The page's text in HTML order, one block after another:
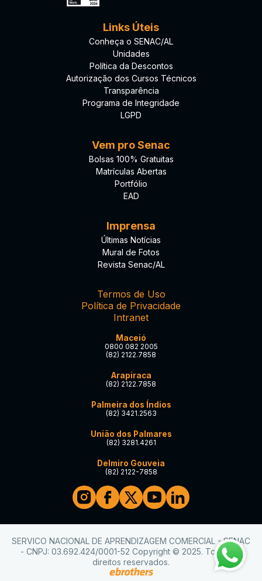
Links Úteis
Conheça o SENAC/AL
Unidades
Política da Descontos
Autorização dos Cursos Técnicos
Transparência
Programa de Integridade
LGPD
Vem pro Senac
Bolsas 100% Gratuitas
Matrículas Abertas
Portfólio
EAD
Imprensa
Últimas Notícias
Mural de Fotos
Revista Senac/AL
Termos de Uso
Política de Privacidade
Intranet
Maceió
0800 082 2005
(82) 2122.7858
Arapiraca
(82) 2122.7858
Palmeira dos Índios
(82) 3421.2563
União dos Palmares
(82) 3281.4261
Delmiro Gouveia
(82) 2122-7858
SERVICO NACIONAL DE APRENDIZAGEM COMERCIAL - SENAC
- CNPJ: 03.692.424/0001-52 Copyright © 2025. Todos os
direitos reservados.